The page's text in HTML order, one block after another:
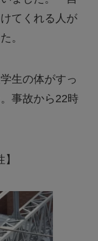
てくれる人が
。
生の体がすっ
事故から22時